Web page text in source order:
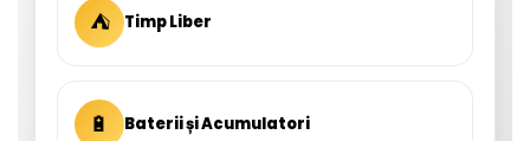
⛺ Timp Liber
🔋 Baterii și Acumulatori